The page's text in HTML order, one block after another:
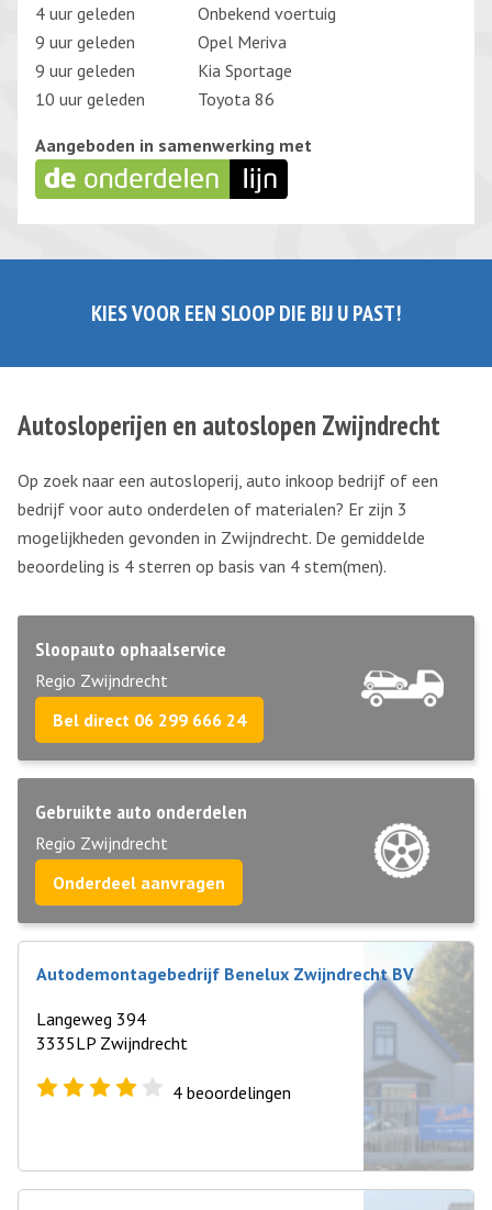
4 uur geleden
Onbekend voertuig
9 uur geleden
Opel Meriva
9 uur geleden
Kia Sportage
10 uur geleden
Toyota 86
Aangeboden in samenwerking met
KIES VOOR EEN SLOOP DIE BIJ U PAST!
Autosloperijen en autoslopen Zwijndrecht
Op zoek naar een autosloperij, auto inkoop bedrijf of een
bedrijf voor auto onderdelen of materialen? Er zijn 3
mogelijkheden gevonden in Zwijndrecht. De gemiddelde
beoordeling is 4 sterren op basis van 4 stem(men).
Sloopauto ophaalservice
Regio Zwijndrecht
Bel direct 06 299 666 24
Gebruikte auto onderdelen
Regio Zwijndrecht
Onderdeel aanvragen
Autodemontagebedrijf Benelux Zwijndrecht BV
Langeweg 394
3335LP Zwijndrecht
4 beoordelingen